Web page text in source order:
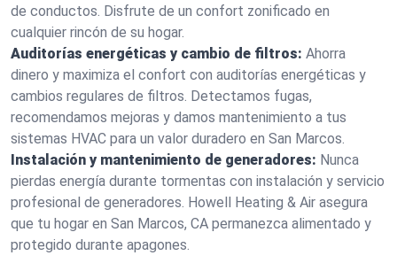
de conductos. Disfrute de un confort zonificado en
cualquier rincón de su hogar.
Auditorías energéticas y cambio de filtros: Ahorra
dinero y maximiza el confort con auditorías energéticas y
cambios regulares de filtros. Detectamos fugas,
recomendamos mejoras y damos mantenimiento a tus
sistemas HVAC para un valor duradero en San Marcos.
Instalación y mantenimiento de generadores: Nunca
pierdas energía durante tormentas con instalación y servicio
profesional de generadores. Howell Heating & Air asegura
que tu hogar en San Marcos, CA permanezca alimentado y
protegido durante apagones.